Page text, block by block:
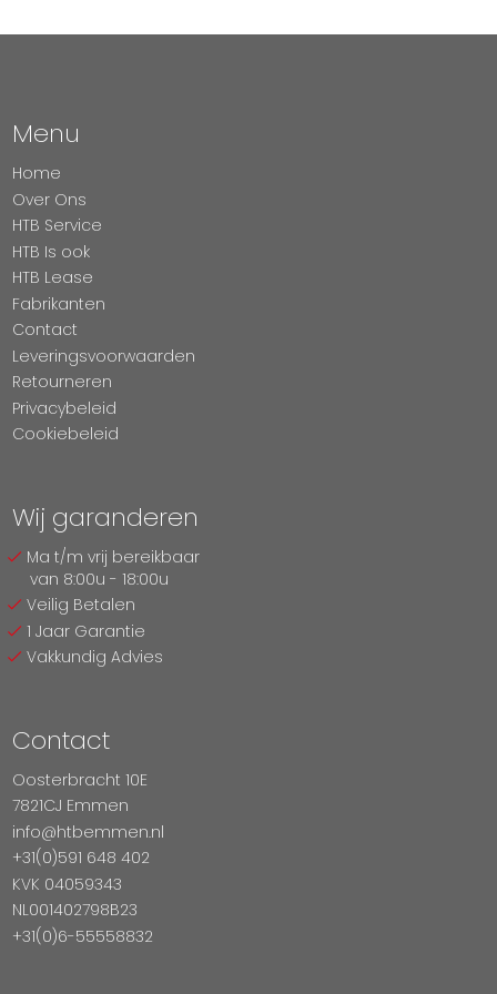
Menu
Home
Over Ons
HTB Service
HTB Is ook
HTB Lease
Fabrikanten
Contact
Leveringsvoorwaarden
Retourneren
Privacybeleid
Cookiebeleid
Wij garanderen
Ma t/m vrij bereikbaar
van 8:00u - 18:00u
Veilig Betalen
1 Jaar Garantie
Vakkundig Advies
Contact
Oosterbracht 10E
7821CJ Emmen
info@htbemmen.nl
+31(0)591 648 402
KVK 04059343
NL001402798B23
+31(0)6-55558832